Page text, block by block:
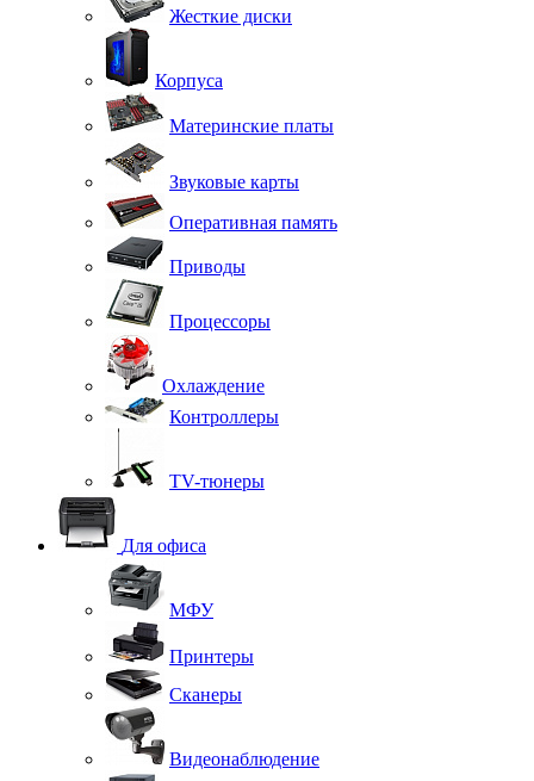
Жесткие диски
Корпуса
Материнские платы
Звуковые карты
Оперативная память
Приводы
Процессоры
Охлаждение
Контроллеры
TV-тюнеры
Для офиса
МФУ
Принтеры
Сканеры
Видеонаблюдение